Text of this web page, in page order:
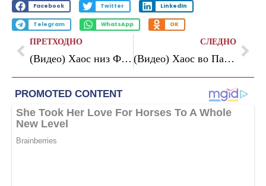
Facebook Twitter LinkedIn
Telegram WhatsApp OK
ПРЕТХОДНО
(Видео) Хаос низ Франција: повеќе од 400 уапсени по историската титула на ПСЖ во Лигата на шампионите
СЛЕДНО
(Видео) Хаос во Париз, 416 уапсени